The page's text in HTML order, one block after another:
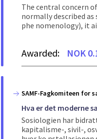
The central concern
normally described
phe nomenology), it
Awarded: NOK
SAMF-Fagkomiteen for
Hva er det moderne
Sosiologien har
kapitalisme-, sivil-,